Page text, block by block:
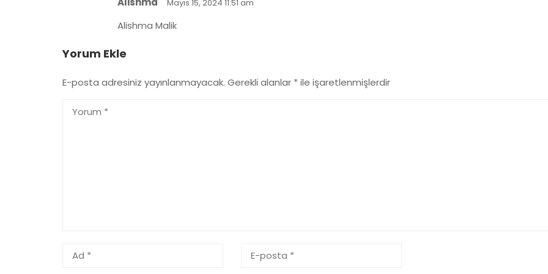
Mayıs 15, 2024 11:51 am
Alishma Malik
Yorum Ekle
E-posta adresiniz yayınlanmayacak. Gerekli alanlar * ile işaretlenmişlerdir